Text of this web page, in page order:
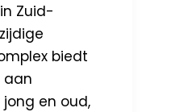
Zuid-
biedt
aan
en oud,